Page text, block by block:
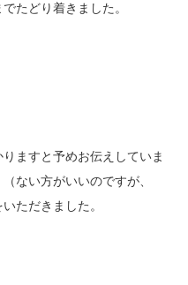
たどり着きました。
ますと予めお伝えしていま
ない方がいいのですが、
ただきました。